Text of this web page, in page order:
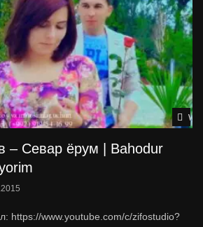
– Севар ёрум | Bahodur
https://www.youtube.com/c/zifostudio?